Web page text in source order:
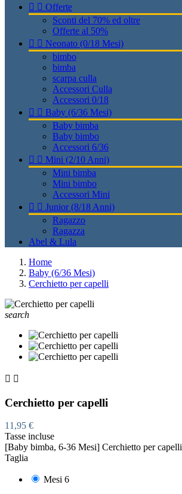
  Offerte
Sconti del 70% ed oltre
Offerte al 50%
  Neonato (0/18 Mesi)
bimbo
bimba
scarpa culla
Accessori Culla
Accessori 0/18
  Baby (6/36 Mesi)
Baby bimba
Baby bimbo
Accessori 6/36
  Mini (2/10 Anni)
Mini bimba
Mini bimbo
Accessori Mini
  Junior (8/18 Anni)
Ragazzo
Ragazza
Abel & Lula
Home
Baby (6/36 Mesi)
Cerchietto per capelli
search
 
Cerchietto per capelli
11,95 €
Tasse incluse
[Baby bimba, 6-36 Mesi] Cerchietto per capelli
Taglia
Mesi 6